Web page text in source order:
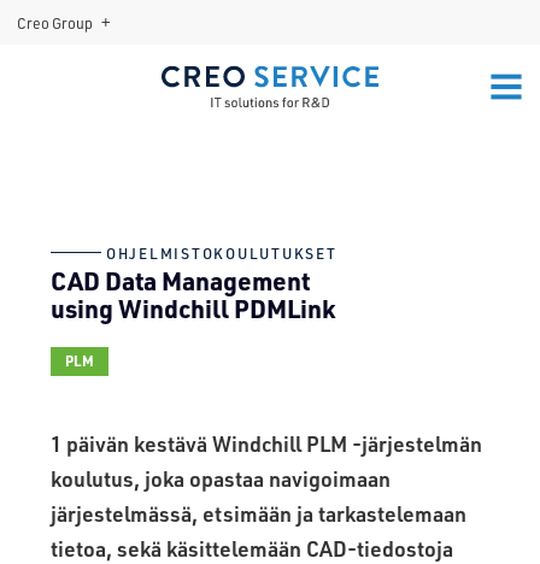
Creo Group +
Creo Center MENU
OHJELMISTOKOULUTUKSET
CAD Data Management
using Windchill PDMLink
PLM
1 päivän kestävä Windchill PLM -järjestelmän
koulutus, joka opastaa navigoimaan
järjestelmässä, etsimään ja tarkastelemaan
tietoa, sekä käsittelemään CAD-tiedostoja